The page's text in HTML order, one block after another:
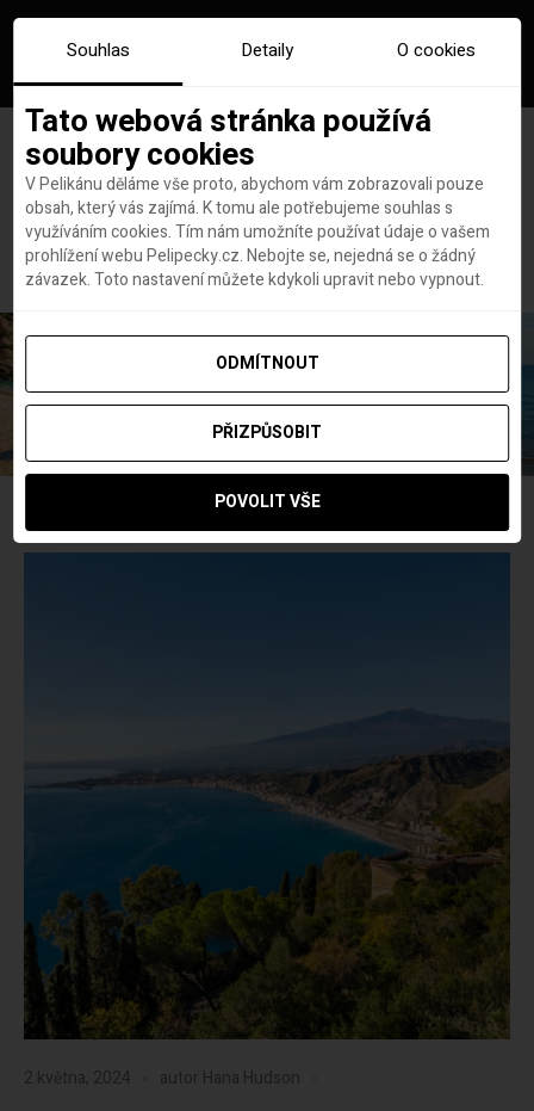
Hlavní stránka Catania
Štítek:Catania
2 května, 2024 autor Hana Hudson
Souhlas Detaily O cookies
Tato webová stránka používá
soubory cookies
V Pelikánu děláme vše proto, abychom vám zobrazovali pouze
obsah, který vás zajímá. K tomu ale potřebujeme souhlas s
využíváním cookies. Tím nám umožníte používat údaje o vašem
prohlížení webu Pelipecky.cz. Nebojte se, nejedná se o žádný
závazek. Toto nastavení můžete kdykoli upravit nebo vypnout.
ODMÍTNOUT
PŘIZPŮSOBIT
POVOLIT VŠE